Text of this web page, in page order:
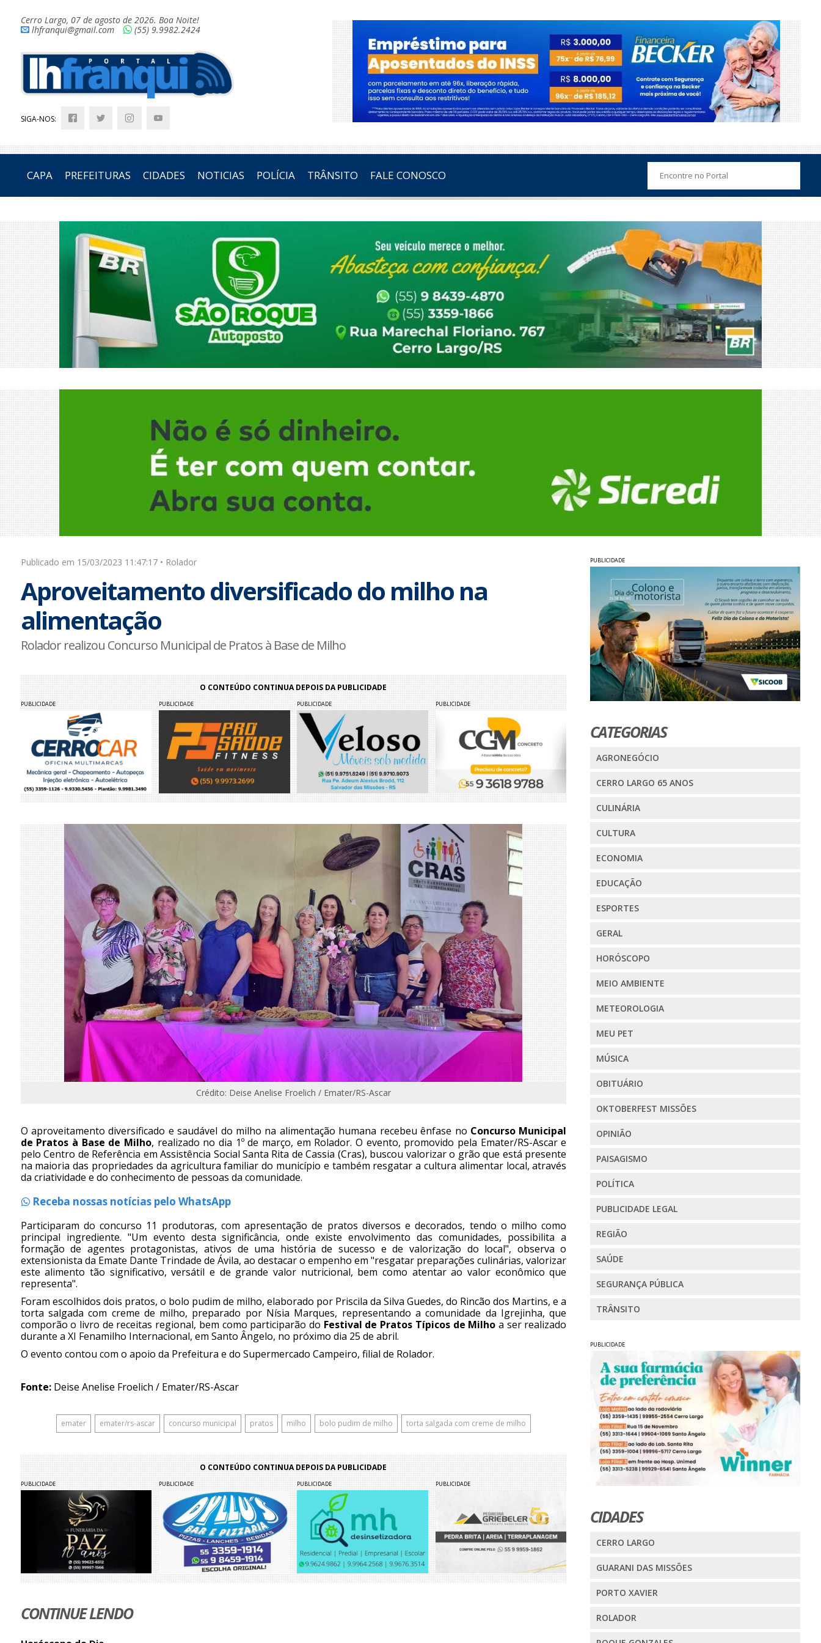
Cerro Largo, 07 de agosto de 2026. Boa Noite!
lhfranqui@gmail.com
(55) 9.9982.2424
SIGA-NOS:
CAPA PREFEITURAS CIDADES NOTICIAS POLÍCIA TRÂNSITO FALE CONOSCO
Publicado em 15/03/2023 11:47:17 • Rolador
Aproveitamento diversificado do milho na
alimentação
Rolador realizou Concurso Municipal de Pratos à Base de Milho
O CONTEÚDO CONTINUA DEPOIS DA PUBLICIDADE
PUBLICIDADE PUBLICIDADE PUBLICIDADE PUBLICIDADE
Crédito: Deise Anelise Froelich / Emater/RS-Ascar
O aproveitamento diversificado e saudável do milho na alimentação humana recebeu ênfase no Concurso Municipal
de Pratos à Base de Milho, realizado no dia 1º de março, em Rolador. O evento, promovido pela Emater/RS-Ascar e
pelo Centro de Referência em Assistência Social Santa Rita de Cassia (Cras), buscou valorizar o grão que está presente
na maioria das propriedades da agricultura familiar do município e também resgatar a cultura alimentar local, através
da criatividade e do conhecimento de pessoas da comunidade.
Receba nossas notícias pelo WhatsApp
Participaram do concurso 11 produtoras, com apresentação de pratos diversos e decorados, tendo o milho como
principal ingrediente. "Um evento desta significância, onde existe envolvimento das comunidades, possibilita a
formação de agentes protagonistas, ativos de uma história de sucesso e de valorização do local", observa o
extensionista da Emate Dante Trindade de Ávila, ao destacar o empenho em "resgatar preparações culinárias, valorizar
este alimento tão significativo, versátil e de grande valor nutricional, bem como atentar ao valor econômico que
representa".
Foram escolhidos dois pratos, o bolo pudim de milho, elaborado por Priscila da Silva Guedes, do Rincão dos Martins, e a
torta salgada com creme de milho, preparado por Nísia Marques, representando a comunidade da Igrejinha, que
comporão o livro de receitas regional, bem como participarão do Festival de Pratos Típicos de Milho a ser realizado
durante a XI Fenamilho Internacional, em Santo Ângelo, no próximo dia 25 de abril.
O evento contou com o apoio da Prefeitura e do Supermercado Campeiro, filial de Rolador.
Fonte:Deise Anelise Froelich / Emater/RS-Ascar
emater emater/rs-ascar concurso municipal pratos milho bolo pudim de milho torta salgada com creme de milho
O CONTEÚDO CONTINUA DEPOIS DA PUBLICIDADE
PUBLICIDADE PUBLICIDADE PUBLICIDADE PUBLICIDADE
CONTINUE LENDO
PUBLICIDADE
CATEGORIAS
AGRONEGÓCIO
CERRO LARGO 65 ANOS
CULINÁRIA
CULTURA
ECONOMIA
EDUCAÇÃO
ESPORTES
GERAL
HORÓSCOPO
MEIO AMBIENTE
METEOROLOGIA
MEU PET
MÚSICA
OBITUÁRIO
OKTOBERFEST MISSÕES
OPINIÃO
PAISAGISMO
POLÍTICA
PUBLICIDADE LEGAL
REGIÃO
SAÚDE
SEGURANÇA PÚBLICA
TRÂNSITO
PUBLICIDADE
CIDADES
CERRO LARGO
GUARANI DAS MISSÕES
PORTO XAVIER
ROLADOR